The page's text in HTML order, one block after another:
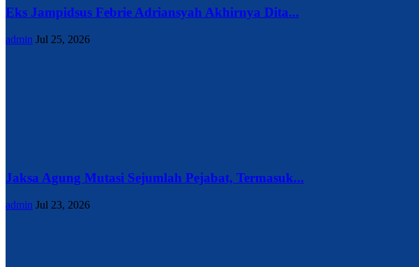
Eks Jampidsus Febrie Adriansyah Akhirnya Dita...
admin Jul 25, 2026
Jaksa Agung Mutasi Sejumlah Pejabat, Termasuk...
admin Jul 23, 2026